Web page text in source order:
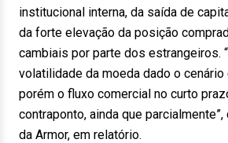
institucional interna, da saída de
da forte elevação da posição
cambiais por parte dos estrangeiros.
volatilidade da moeda dado o
porém o fluxo comercial no curto
contraponto, ainda que
da Armor, em relatório.